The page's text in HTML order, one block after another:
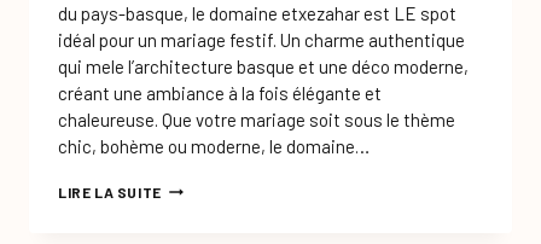
du pays-basque, le domaine etxezahar est LE spot
idéal pour un mariage festif. Un charme authentique
qui mele l’architecture basque et une déco moderne,
créant une ambiance à la fois élégante et
chaleureuse. Que votre mariage soit sous le thème
chic, bohème ou moderne, le domaine…
LIRE LA SUITEMARIAGE